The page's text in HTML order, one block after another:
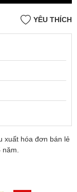
YÊU THÍCH
xuất hóa đơn bán lẻ